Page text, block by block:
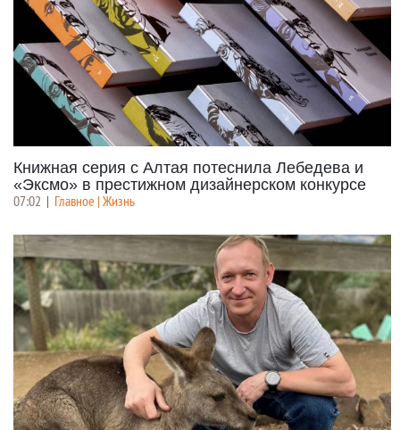
Книжная серия с Алтая потеснила Лебедева и
«Эксмо» в престижном дизайнерском конкурсе
07:02 | Главное | Жизнь